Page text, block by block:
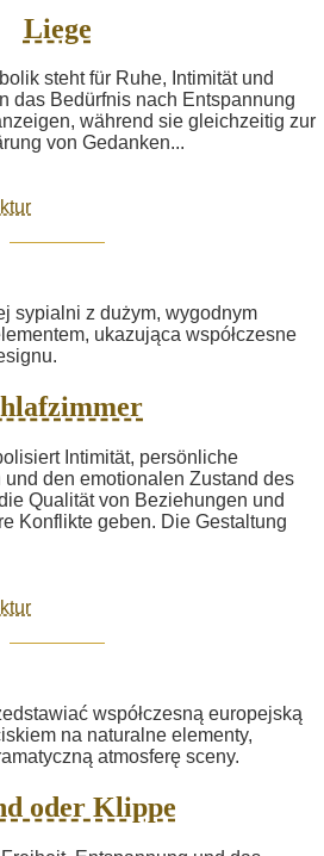
Liege
steht für Ruhe, Intimität und
das Bedürfnis nach Entspannung
während sie gleichzeitig zur
von Gedanken...
Intimität, persönliche
den emotionalen Zustand des
Qualität von Beziehungen und
Konflikte geben. Die Gestaltung
oder Klippe